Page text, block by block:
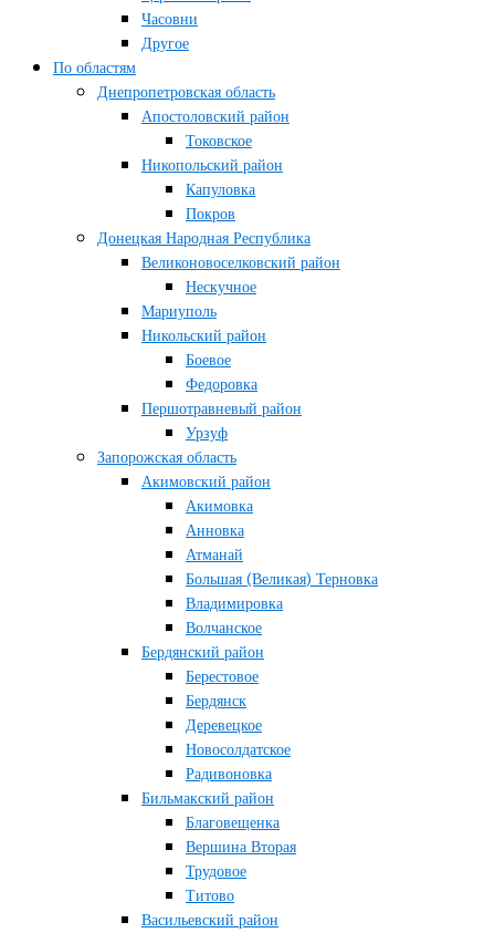
Часовни
Другое
По областям
Днепропетровская область
Апостоловский район
Токовское
Никопольский район
Капуловка
Покров
Донецкая Народная Республика
Великоновоселковский район
Нескучное
Мариуполь
Никольский район
Боевое
Федоровка
Першотравневый район
Урзуф
Запорожская область
Акимовский район
Акимовка
Анновка
Атманай
Большая (Великая) Терновка
Владимировка
Волчанское
Бердянский район
Берестовое
Бердянск
Деревецкое
Новосолдатское
Радивоновка
Бильмакский район
Благовещенка
Вершина Вторая
Трудовое
Титово
Васильевский район